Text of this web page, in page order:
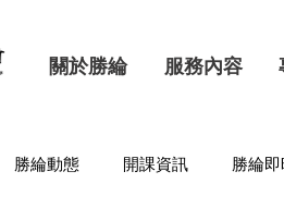
關於勝綸 服務內容
勝綸動態 開課資訊 勝綸